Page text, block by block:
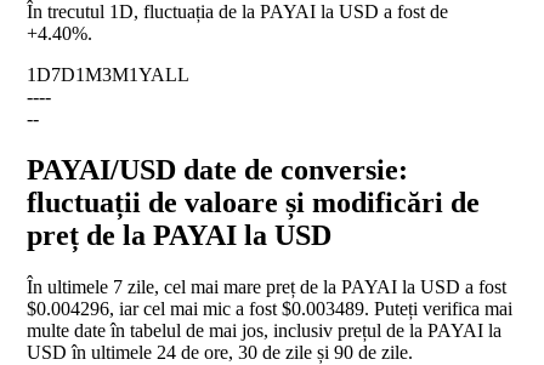
În trecutul 1D, fluctuația de la PAYAI la USD a fost de
+4.40%.
1D7D1M3M1YALL
----
--
PAYAI/USD date de conversie:
fluctuații de valoare și modificări de
preț de la PAYAI la USD
În ultimele 7 zile, cel mai mare preț de la PAYAI la USD a fost
$0.004296, iar cel mai mic a fost $0.003489. Puteți verifica mai
multe date în tabelul de mai jos, inclusiv prețul de la PAYAI la
USD în ultimele 24 de ore, 30 de zile și 90 de zile.